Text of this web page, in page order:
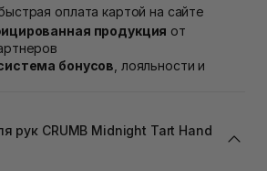
Винниченка 4
ул. Академика Подстригача,
(Ивана Франко 36)
ул. Степана Бандеры 43
оплата картой на сайте
продукция от
бонусов , лояльности и
рук CRUMB Midnight Tart Hand